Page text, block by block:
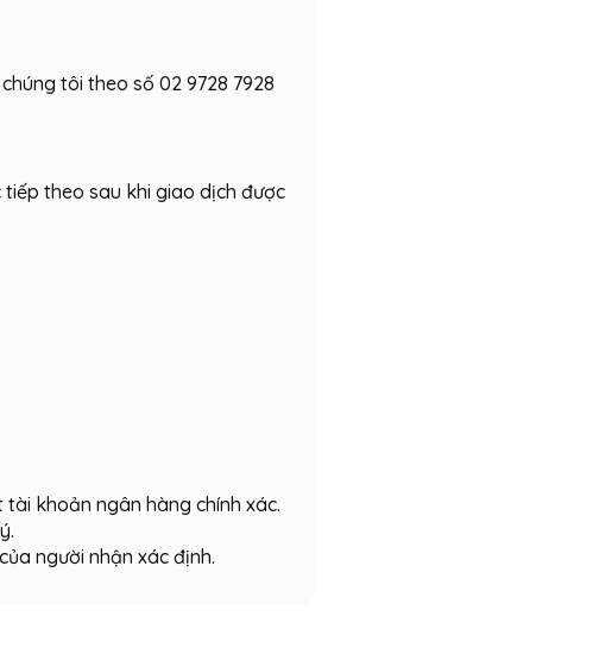
tôi theo số 02 9728 7928
theo sau khi giao dịch được
khoản ngân hàng chính xác.
người nhận xác định.